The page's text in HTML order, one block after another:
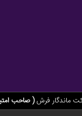
ماندگار فرش( صاحب